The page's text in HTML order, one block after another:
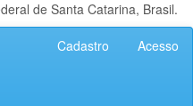
de Santa Catarina, Brasil.
Cadastro Acesso